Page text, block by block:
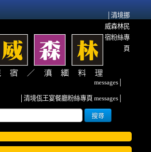
│清境挪
威森林民
宿粉絲專
頁
messages│
│清境佤王宴餐廳粉絲專頁 messages│
搜尋